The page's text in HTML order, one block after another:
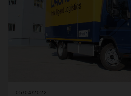
05/04/2022